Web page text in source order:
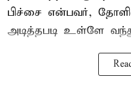
பிச்சை என்பவர்,
அடித்தபடி உள்ளே